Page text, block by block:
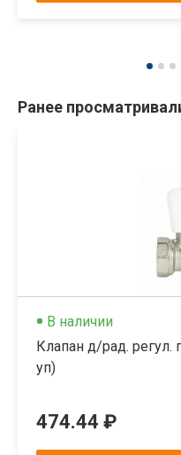
Ранее
В наличии
Клапан д/рад.
уп)
474.44 ₽